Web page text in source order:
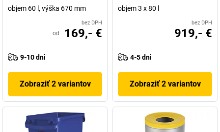
objem 60 l, výška 670 mm
bez DPH
od 169,- €
9-10 dni
Zobraziť 2 variantov
objem 3 x 80 l
bez DPH
919,- €
4-5 dni
Zobraziť 2 variantov